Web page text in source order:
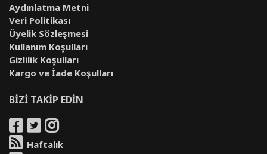
Aydınlatma Metni
Veri Politikası
Üyelik Sözleşmesi
Kullanım Koşulları
Gizlilik Koşulları
Kargo ve İade Koşulları
BİZİ TAKİP EDİN
Haftalık